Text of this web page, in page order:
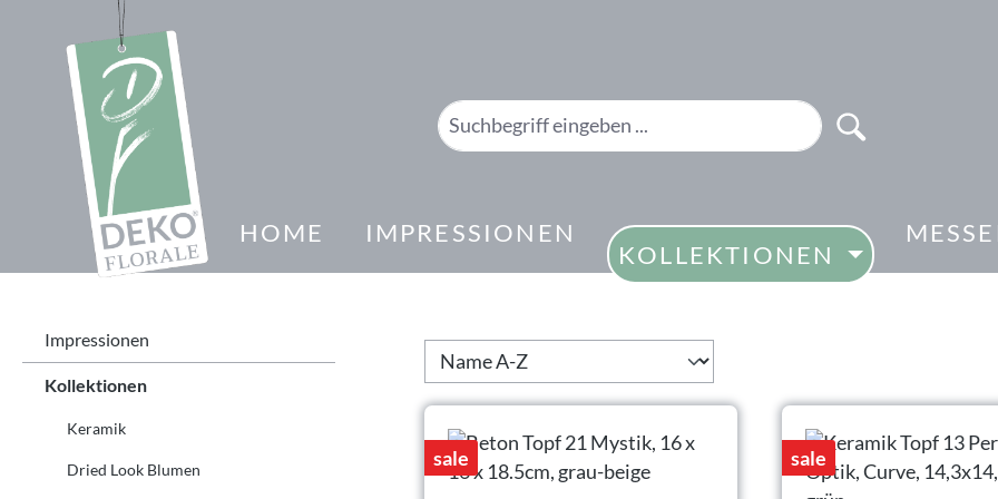
Zur Hauptnavigation springen
HOME IMPRESSIONEN
KOLLEKTIONEN
Impressionen
Kollektionen
Keramik
Dried Look Blumen sale sale